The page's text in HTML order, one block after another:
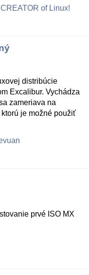
of Linux!
distribúcie
Excalibur. Vychádza
zameriava na
je možné použiť
prvé ISO MX